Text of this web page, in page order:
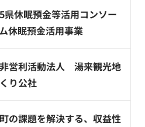
県休眠預金等活用コンソー
休眠預金活用事業
営利活動法人 湯来観光地
り公社
の課題を解決する、収益性